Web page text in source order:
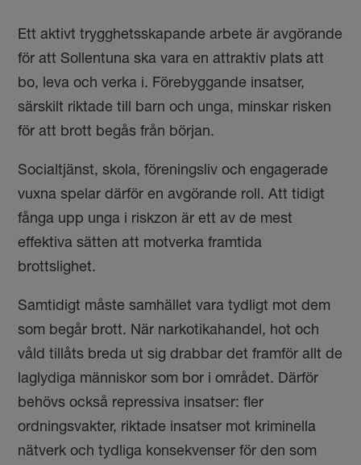
Ett aktivt trygghetsskapande arbete är avgörande
för att Sollentuna ska vara en attraktiv plats att
bo, leva och verka i. Förebyggande insatser,
särskilt riktade till barn och unga, minskar risken
för att brott begås från början.
Socialtjänst, skola, föreningsliv och engagerade
vuxna spelar därför en avgörande roll. Att tidigt
fånga upp unga i riskzon är ett av de mest
effektiva sätten att motverka framtida
brottslighet.
Samtidigt måste samhället vara tydligt mot dem
som begår brott. När narkotikahandel, hot och
våld tillåts breda ut sig drabbar det framför allt de
laglydiga människor som bor i området. Därför
behövs också repressiva insatser: fler
ordningsvakter, riktade insatser mot kriminella
nätverk och tydliga konsekvenser för den som